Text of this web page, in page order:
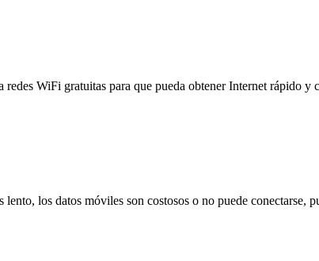
WiFi gratuitas para que pueda obtener Internet rápido
los datos móviles son costosos o no puede conectarse,